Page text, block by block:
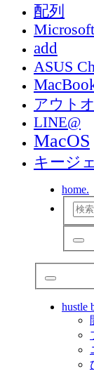
配列
Microsoft
add
ASUS
アウト
LINE@
MacOS
キージ
home.
hustle